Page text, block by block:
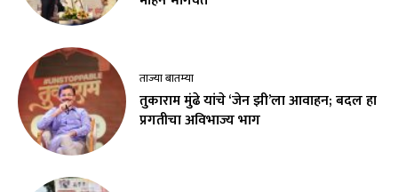
ताज्या बातम्या
तुकाराम मुंढे यांचे ‘जेन झी’ला आवाहन; बदल हा
प्रगतीचा अविभाज्य भाग